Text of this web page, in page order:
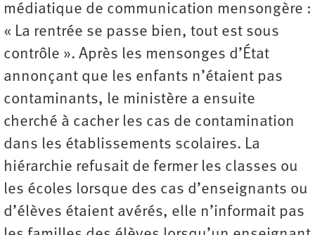
médiatique de communication mensongère :
« La rentrée se passe bien, tout est sous
contrôle ». Après les mensonges d’État
annonçant que les enfants n’étaient pas
contaminants, le ministère a ensuite
cherché à cacher les cas de contamination
dans les établissements scolaires. La
hiérarchie refusait de fermer les classes ou
les écoles lorsque des cas d’enseignants ou
d’élèves étaient avérés, elle n’informait pas